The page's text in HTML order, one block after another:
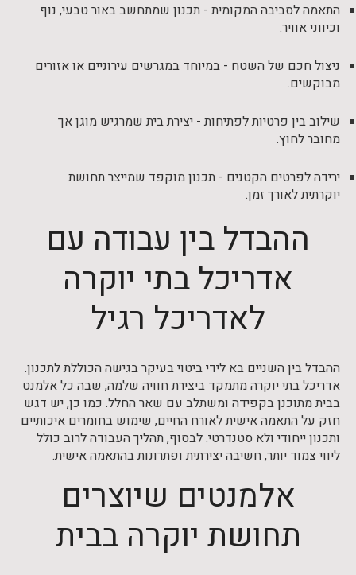
התאמה לסביבה המקומית - תכנון שמתחשב באור טבעי, נוף
וכיווני אוויר.
ניצול חכם של השטח - במיוחד במגרשים עירוניים או אזורים
מבוקשים.
שילוב בין פרטיות לפתיחות - יצירת בית שמרגיש מוגן אך
מחובר לחוץ.
ירידה לפרטים הקטנים - תכנון מוקפד שמייצר תחושת
יוקרתית לאורך זמן.
ההבדל בין עבודה עם
אדריכל בתי יוקרה
לאדריכל רגיל
ההבדל בין השניים בא לידי ביטוי בעיקר בגישה הכוללת לתכנון.
אדריכל בתי יוקרה מתמקד ביצירת חוויה שלמה, שבה כל אלמנט
בבית מתוכנן בקפידה ומשתלב עם שאר החלל. כמו כן, יש דגש
חזק על התאמה אישית לאורח החיים, שימוש בחומרים איכותיים
ותכנון ייחודי ולא סטנדרטי. לבסוף, תהליך העבודה לרוב כולל
ליווי צמוד יותר, חשיבה יצירתית ופתרונות בהתאמה אישית.
אלמנטים שיוצרים
תחושת יוקרה בבית